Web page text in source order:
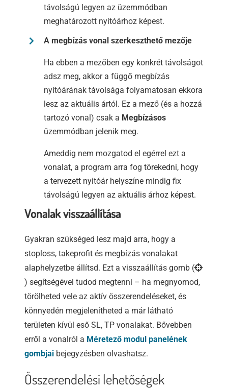
távolságú legyen az üzemmódban
meghatározott nyitóárhoz képest.
A megbízás vonal szerkeszthető mezője
Ha ebben a mezőben egy konkrét távolságot
adsz meg, akkor a függő megbízás
nyitóárának távolsága folyamatosan ekkora
lesz az aktuális ártól. Ez a mező (és a hozzá
tartozó vonal) csak a Megbízásos
üzemmódban jelenik meg.
Ameddig nem mozgatod el egérrel ezt a
vonalat, a program arra fog törekedni, hogy
a tervezett nyitóár helyszíne mindig fix
távolságú legyen az aktuális árhoz képest.
Vonalak visszaállítása
Gyakran szükséged lesz majd arra, hogy a
stoploss, takeprofit és megbízás vonalakat
alaphelyzetbe állítsd. Ezt a visszaállítás gomb (
) segítségével tudod megtenni – ha megnyomod,
törölheted vele az aktív összerendeléseket, és
könnyedén megjelenítheted a már látható
területen kívül eső SL, TP vonalakat. Bővebben
erről a vonalról a Méretező modul panelének
gombjai bejegyzésben olvashatsz.
Összerendelési lehetőségek